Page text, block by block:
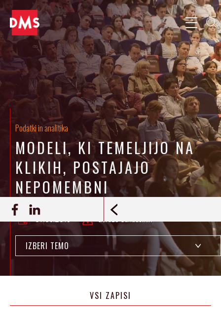
Podatki in analitika
MODELI, KI TEMELJIJO NA
KLIKIH, POSTAJAJO
NEPOMEMBNI
07.05.2018 Gorazd Suhadolnik
IZBERI TEMO
VSI ZAPISI